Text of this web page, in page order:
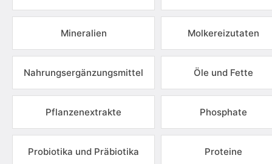
Mineralien Molkereizutaten
Nahrungsergänzungsmittel Öle und Fette
Pflanzenextrakte Phosphate
Probiotika und Präbiotika Proteine